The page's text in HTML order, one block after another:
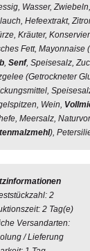
Wasser, Zwiebeln,
Hefeextrakt,
Kräuter,
Fett, Mayonnaise
, Senf, Speisesalz,
(Getrockneter
Wein,
Meersalz,
),
2
2 Tag(e)
Versandarten:
/ Lieferung